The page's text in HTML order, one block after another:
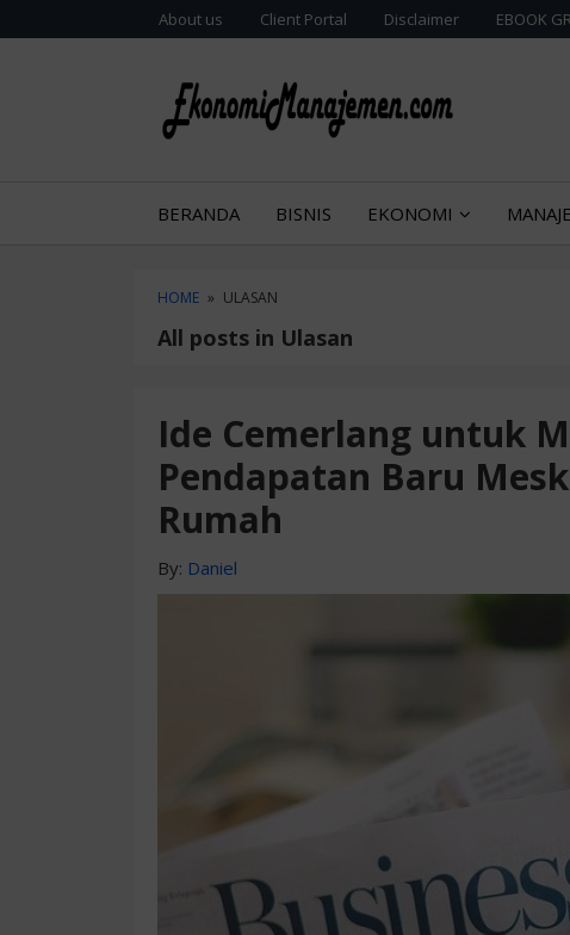
to
to
About us Client Portal Disclaimer EBOOK
BERANDA BISNIS EKONOMI
HOME » ULASAN
All posts in Ulasan
Ide Cemerlang untuk
Pendapatan Baru
Rumah
By: Daniel